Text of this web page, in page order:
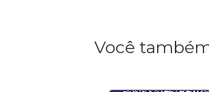
Você